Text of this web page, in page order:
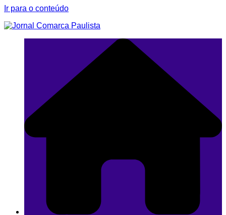
Ir para o conteúdo